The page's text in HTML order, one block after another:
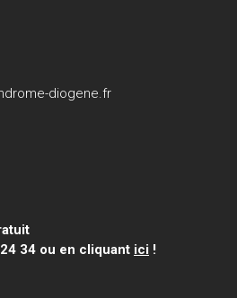
diogene.fr
34 ou en cliquant ici !